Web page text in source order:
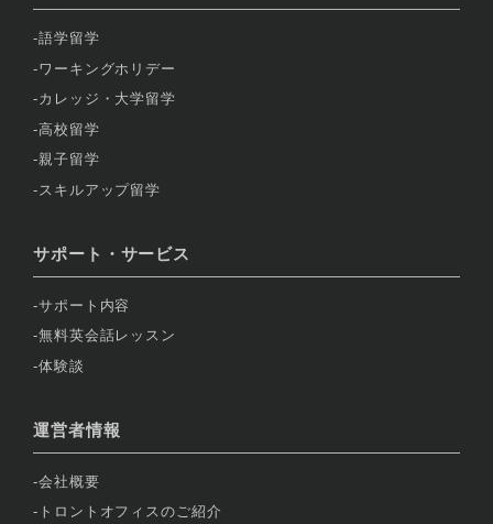
語学留学
ワーキングホリデー
カレッジ・大学留学
高校留学
親子留学
スキルアップ留学
サポート・サービス
サポート内容
無料英会話レッスン
体験談
運営者情報
会社概要
トロントオフィスのご紹介